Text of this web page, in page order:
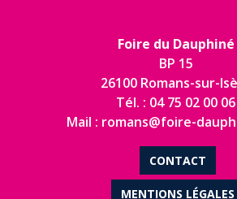
Foire du Dauphiné
BP 15
26100 Romans-sur-
Tél. : 04 75 02 00 06
Mail : romans@foire-
CONTACT
MENTIONS LÉGALES